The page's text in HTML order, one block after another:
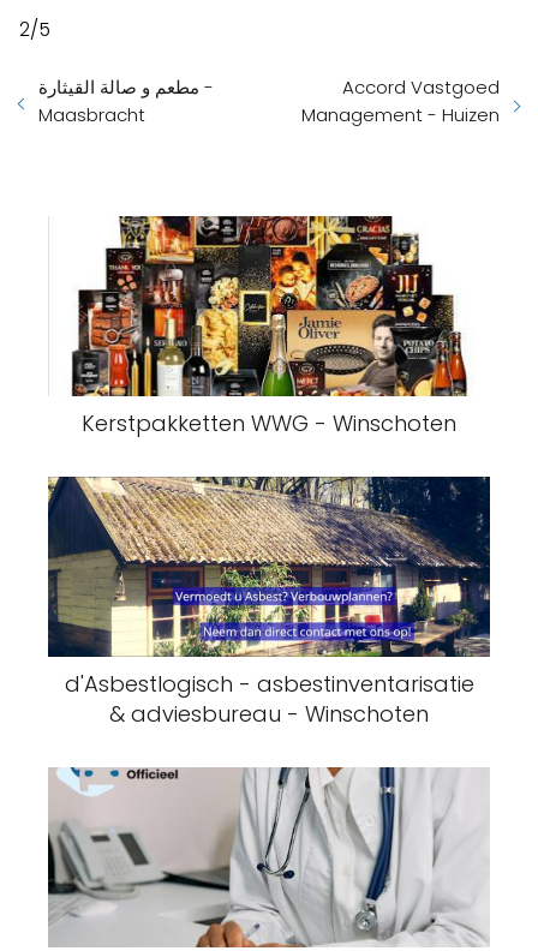
2/5
مطعم و صالة القيثارة -
Maasbracht
Accord Vastgoed
Management - Huizen
Kerstpakketten WWG - Winschoten
d'Asbestlogisch - asbestinventarisatie
& adviesbureau - Winschoten